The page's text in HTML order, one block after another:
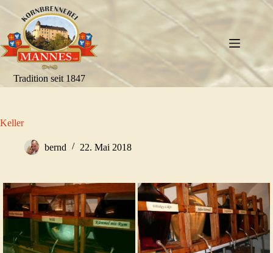
springen
Tradition seit 1847
Keller
bernd 22. Mai 2018